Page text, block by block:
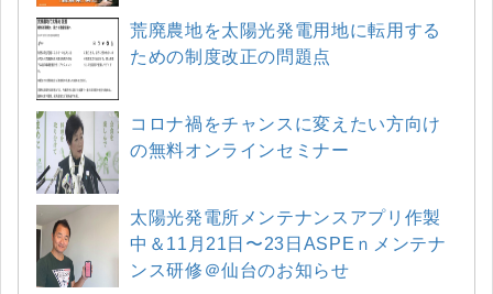
荒廃農地を太陽光発電用地に転用する
ための制度改正の問題点
コロナ禍をチャンスに変えたい方向け
の無料オンラインセミナー
太陽光発電所メンテナンスアプリ作製
中＆11月21日〜23日ASPEｎメンテナ
ンス研修＠仙台のお知らせ